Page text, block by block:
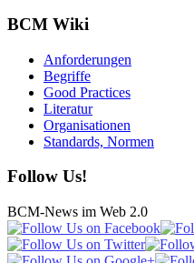
BCM Wiki
Anforderungen
Begriffe
Good Practices
Literatur
Organisationen
Standards, Normen
Follow Us!
BCM-News im Web 2.0